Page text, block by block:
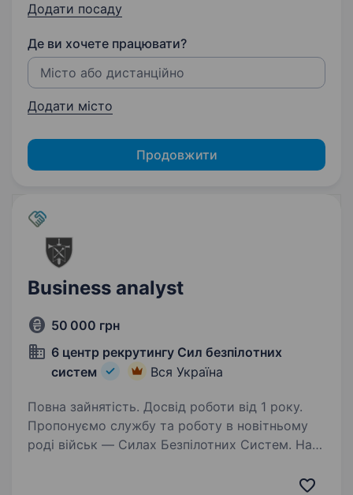
Додати посаду
Де ви хочете працювати?
Додати місто
Продовжити
Business analyst
50 000 грн
6 центр рекрутингу Сил безпілотних
систем
Вся Україна
Повна зайнятість. Досвід роботи від 1 року.
Пропонуємо службу та роботу в новітньому
роді військ — Силах Безпілотних Систем. Наш
це перший у світі підрозділ «технологічного